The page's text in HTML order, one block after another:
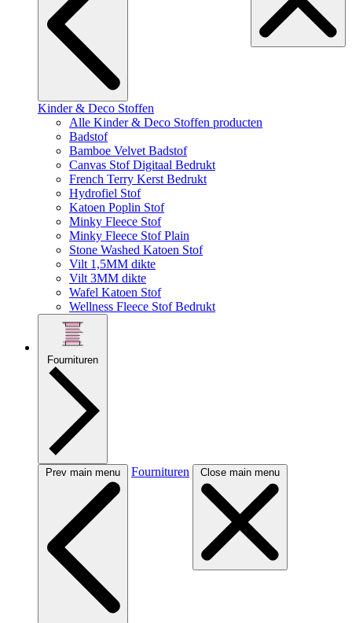
Kinder & Deco Stoffen
Alle Kinder & Deco Stoffen producten
Badstof
Bamboe Velvet Badstof
Canvas Stof Digitaal Bedrukt
French Terry Kerst Bedrukt
Hydrofiel Stof
Katoen Poplin Stof
Minky Fleece Stof
Minky Fleece Stof Plain
Stone Washed Katoen Stof
Vilt 1,5MM dikte
Vilt 3MM dikte
Wafel Katoen Stof
Wellness Fleece Stof Bedrukt
Fournituren
Prev main menu Fournituren Close main menu